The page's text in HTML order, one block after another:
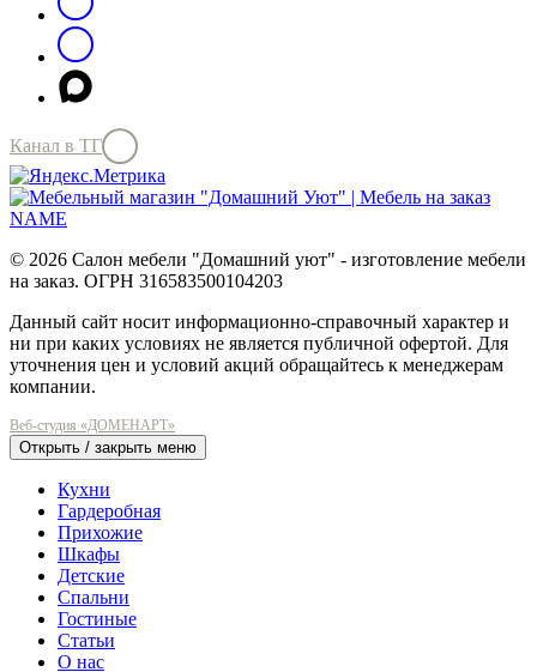
Канал в ТГ
© 2026 Салон мебели "Домашний уют" - изготовление мебели
на заказ. ОГРН 316583500104203
Данный сайт носит информационно-справочный характер и
ни при каких условиях не является публичной офертой. Для
уточнения цен и условий акций обращайтесь к менеджерам
компании.
Веб-студия «ДОМЕНАРТ»
Открыть / закрыть меню
Кухни
Гардеробная
Прихожие
Шкафы
Детские
Спальни
Гостиные
Статьи
О нас